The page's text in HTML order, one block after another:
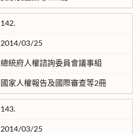
142.
2014/03/25
總統府人權諮詢委員會議事組
國家人權報告及國際審查等2冊
143.
2014/03/25